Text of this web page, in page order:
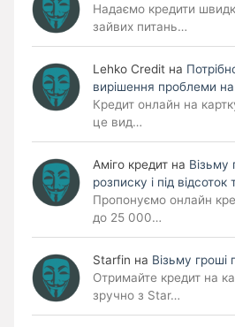
Надаємо кредити
зайвих питань…
Lehko Сredit на
вирішення проблеми на
Кредит онлайн на
це вид…
Аміго кредит на Візьму
розписку і під відсоток
Пропонуємо онлайн
до 25 000…
Starfin на Візьму гроші
Отримайте кредит на
зручно з Star…